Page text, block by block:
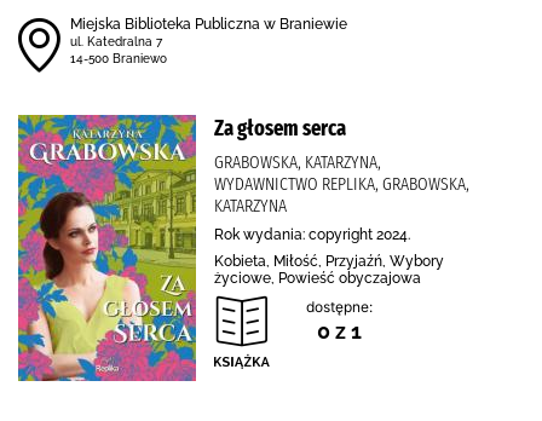
Miejska Biblioteka Publiczna w Braniewie
ul. Katedralna 7
14-500 Braniewo
Za głosem serca
GRABOWSKA, KATARZYNA,
WYDAWNICTWO REPLIKA, GRABOWSKA,
KATARZYNA
Rok wydania: copyright 2024.
Kobieta, Miłość, Przyjaźń, Wybory
życiowe, Powieść obyczajowa
dostępne:
0 z 1